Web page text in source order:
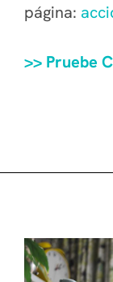
página:
>> Pruebe